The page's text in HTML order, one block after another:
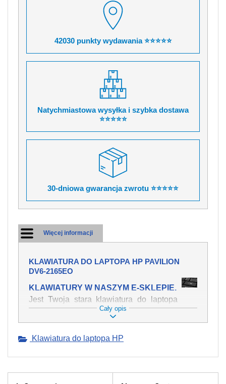
42030 punkty wydawania ⭐⭐⭐⭐⭐
Natychmiastowa wysyłka i szybka dostawa
⭐⭐⭐⭐⭐
30-dniowa gwarancja zwrotu ⭐⭐⭐⭐⭐
Więcej informacji
KLAWIATURA DO LAPTOPA HP PAVILION
DV6-2165EO
KLAWIATURY W NASZYM E-SKLEPIE.
Jest Twoja stara klawiatura do laptopa
HP Pavilion dv6-2165eo mechanicznie
uszkodzona, polałeś ją płynem, który
swojej pozycji? Kup nową klawiaturę,
Oferujemy oryginalne klawiatury w
Cały opis
Klawiatura do laptopa HP